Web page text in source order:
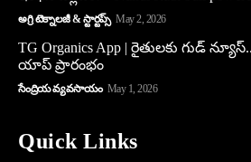
అగ్రి టెక్నాలజీ & స్టార్టప్స్ May 2, 2026
TG Organics App | రైతులకు గుడ్
యాప్ ప్రారంభం
సేంద్రియ వ్యవసాయం May 1, 2026
Quick Links